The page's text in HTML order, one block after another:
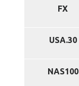
FX
USA.30
NAS100